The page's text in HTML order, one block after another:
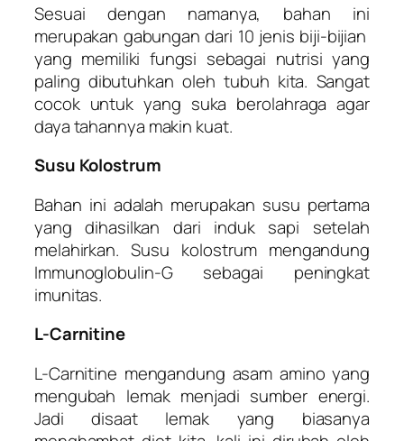
Sesuai dengan namanya, bahan ini
merupakan gabungan dari 10 jenis biji-bijian
yang memiliki fungsi sebagai nutrisi yang
paling dibutuhkan oleh tubuh kita. Sangat
cocok untuk yang suka berolahraga agar
daya tahannya makin kuat.
Susu Kolostrum
Bahan ini adalah merupakan susu pertama
yang dihasilkan dari induk sapi setelah
melahirkan. Susu kolostrum mengandung
Immunoglobulin-G sebagai peningkat
imunitas.
L-Carnitine
L-Carnitine mengandung asam amino yang
mengubah lemak menjadi sumber energi.
Jadi disaat lemak yang biasanya